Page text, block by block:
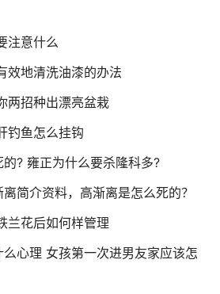
注意什么
效地清洗油漆的办法
两招种出漂亮盆栽
钓鱼怎么挂钩
? 雍正为什么要杀隆科多?
简介资料，高渐离是怎么死的？
兰花后如何样管理
心理 女孩第一次进男友家应该怎